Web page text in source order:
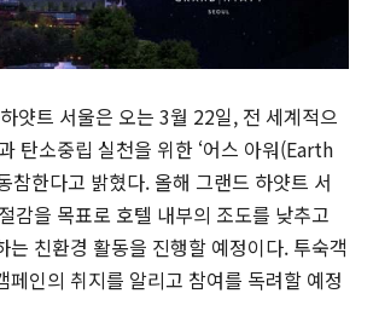
얏트 서울은 오는 3월 22일, 전 세계적으
탄소중립 실천을 위한 ‘어스 아워(Earth
참한다고 밝혔다. 올해 그랜드 하얏트 서
감을 목표로 호텔 내부의 조도를 낮추고
는 친환경 활동을 진행할 예정이다. 투숙객
페인의 취지를 알리고 참여를 독려할 예정